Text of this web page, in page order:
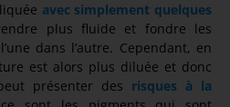
avec simplement quelques
plus fluide et fondre les
dans l’autre. Cependant, en
est alors plus diluée et donc
présenter des risques à la